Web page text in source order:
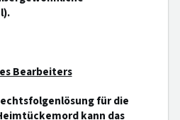
Bearbeiters
für die
kann das